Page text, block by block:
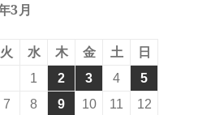
3月
火 水 木 金 土
日
1
2 3 4
5
7 8 9 10 11
12